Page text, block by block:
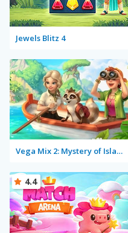
Jewels Blitz 4
Vega Mix 2: Mystery of Island
4.4